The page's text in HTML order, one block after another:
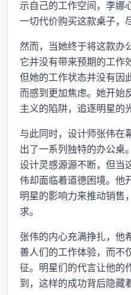
示自己的工作空间，李娜
一切代价购买这款桌子，
然而，当她终于将这款办
它并没有带来预期的工作
但她的工作状态并没有因
而感到更加焦虑。她开始
主义的陷阱，追逐明星的
与此同时，设计师张伟在
出了一系列独特的办公桌
设计灵感源源不断，但当
伟却面临着道德困境。他
明星的影响力来推动销售
求。
张伟的内心充满挣扎，他
善人们的工作体验，而不
征。明星们的代言让他的
到，这样的成功背后隐藏